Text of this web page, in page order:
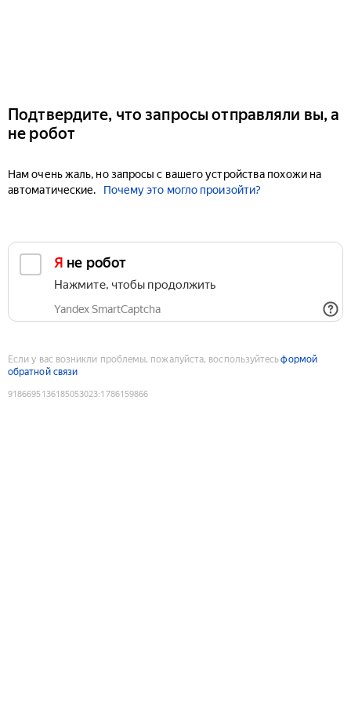
Подтвердите, что запросы отправляли вы, а
не робот
Нам очень жаль, но запросы с вашего устройства похожи на
автоматические.
Почему это могло произойти?
Я не робот
Нажмите, чтобы продолжить
Yandex SmartCaptcha
Если у вас возникли проблемы, пожалуйста, воспользуйтесьформой
обратной связи
9186695136185053023:1786159866